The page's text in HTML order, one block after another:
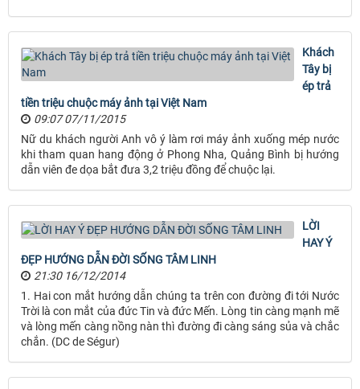
Khách
Tây bị
ép trả
tiền triệu chuộc máy ảnh tại Việt Nam
09:07 07/11/2015
Nữ du khách người Anh vô ý làm rơi máy ảnh xuống mép nước
khi tham quan hang động ở Phong Nha, Quảng Bình bị hướng
dẫn viên đe dọa bắt đưa 3,2 triệu đồng để chuộc lại.
LỜI
HAY Ý
ĐẸP HƯỚNG DẪN ĐỜI SỐNG TÂM LINH
21:30 16/12/2014
1. Hai con mắt hướng dẫn chúng ta trên con đường đi tới Nước
Trời là con mắt của đức Tin và đức Mến. Lòng tin càng mạnh mẽ
và lòng mến càng nồng nàn thì đường đi càng sáng sủa và chắc
chắn. (DC de Ségur)